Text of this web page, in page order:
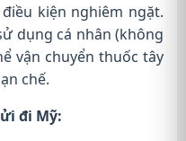
kiện nghiêm ngặt.
dụng cá nhân (không
vận chuyển thuốc tây
chế.
đi Mỹ: